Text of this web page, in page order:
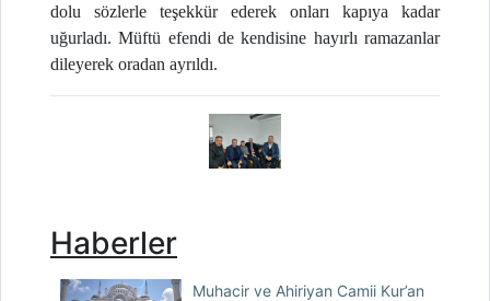
dolu sözlerle teşekkür ederek onları kapıya kadar
uğurladı. Müftü efendi de kendisine hayırlı ramazanlar
dileyerek oradan ayrıldı.
Haberler
Muhacir ve Ahiriyan Camii Kur’an